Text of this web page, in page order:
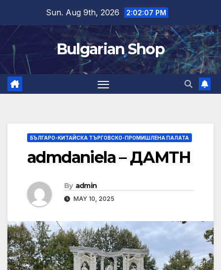
content
Sun. Aug 9th, 2026 2:02:07 PM
Bulgarian Shop
БЪЛГАРО-КИТАЙСКА ТЪРГОВСКО-ПРОМИШЛЕНА ПАЛАТА
admdaniela – ДАМТН
By admin
MAY 10, 2025